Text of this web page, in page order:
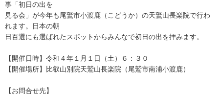
事「初日の出を
見る会」が今年も尾鷲市小渡鹿（こどうか）の天鷲山長楽院で行わ
れます。日本の朝
日百選にも選ばれたスポットからみんなで初日の出を拝みます。
【開催日時】令和４年１月１日（土）６：３０
【開催場所】比叡山別院天鷲山長楽院（尾鷲市南浦小渡鹿）
【お問合せ先】